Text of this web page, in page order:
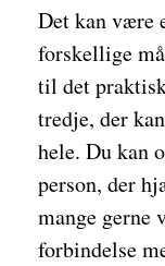
Det kan være
forskellige
til det
tredje, der
hele. Du kan
person, der
mange gerne
forbindelse